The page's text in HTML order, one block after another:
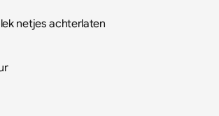
netjes achterlaten